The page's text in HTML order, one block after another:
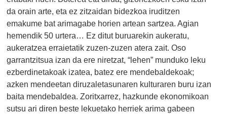
da orain arte, eta ez zitzaidan bidezkoa iruditzen
emakume bat arimagabe horien artean sartzea. Agian
hemendik 50 urtera… Ez ditut buruarekin aukeratu,
aukeratzea erraietatik zuzen-zuzen atera zait. Oso
garrantzitsua izan da ere niretzat, “lehen” munduko leku
ezberdinetakoak izatea, batez ere mendebaldekoak;
azken mendeetan diruzaletasunaren kulturaren buru izan
baita mendebaldea. Zoritxarrez, hazkunde ekonomikoan
sutsu ari diren beste lekuetako herriek arima gabeen